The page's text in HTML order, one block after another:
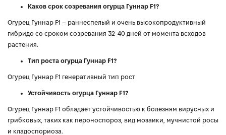
Каков срок созревания огурца Гуннар F1?
Огурец Гуннар F1 – раннеспелый и очень высокопродуктивный
гибридо со сроком созревания 32-40 дней от момента всходов
растения.
Тип роста огурца Гуннар F1?
Огурец Гуннар F1 генеративный тип рост
Устойчивость огурца Гуннар F1?
Огурец Гуннар F1 обладает устойчивостью к болезням вирусных и
грибковых, таких как пероноспороз, вид мозаики, мучнистой росы
и кладоспориоза.